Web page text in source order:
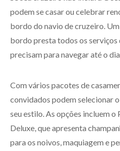
podem se casar ou celebrar
bordo do navio de cruzeiro.
bordo presta todos os serviços
precisam para navegar até o
Com vários pacotes de
convidados podem selecionar
seu estilo. As opções incluem o
Deluxe, que apresenta
para os noivos, maquiagem e